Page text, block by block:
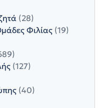
(28)
Φιλίας (19)
(127)
(40)